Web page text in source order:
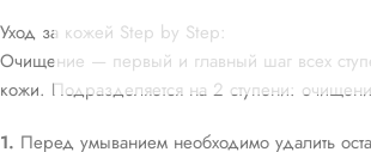
Уход за кожей Step by Step:
Очищение — первый и главный шаг всех
кожи. Подразделяется на 2 ступени:
1. Перед умыванием необходимо удалить